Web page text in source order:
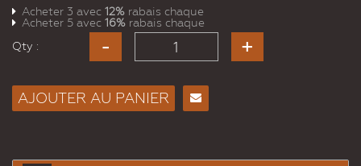
Acheter 3 avec 12% rabais chaque
Acheter 5 avec 16% rabais chaque
Qty :
AJOUTER AU PANIER